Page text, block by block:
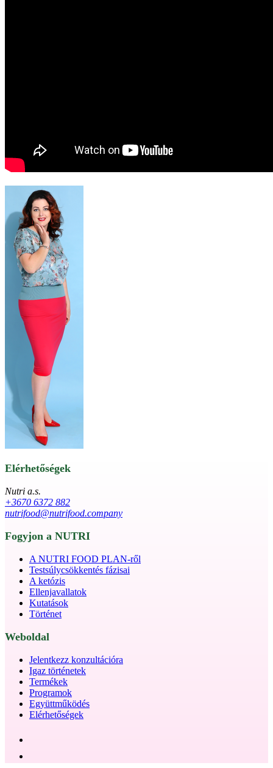
Elérhetőségek
Nutri a.s.
+3670 6372 882
nutrifood@nutrifood.company
Fogyjon a NUTRI
A NUTRI FOOD PLAN-ről
Testsúlycsökkentés fázisai
A ketózis
Ellenjavallatok
Kutatások
Történet
Weboldal
Jelentkezz konzultációra
Igaz történetek
Termékek
Programok
Együttműködés
Elérhetőségek